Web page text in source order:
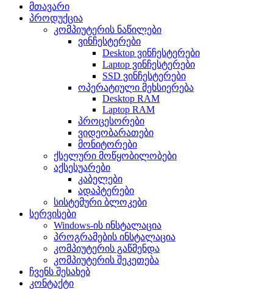
მთავარი
პროდუქცია
კომპიუტერის ნაწილები
ვინჩესტერები
Desktop ვინჩესტერები
Laptop ვინჩესტერები
SSD ვინჩესტერები
ოპერატიული მეხსიერება
Desktop RAM
Laptop RAM
პროცესორები
ვიდეობარათები
მონიტორები
ქსელური მოწყობილობები
აქსესუარები
კაბელები
ადაპტერები
სისტემური ბლოკები
სერვისები
Windows-ის ინსტალაცია
პროგრამების ინსტალაცია
კომპიუტერის გაწმენდა
კომპიუტერის შეკეთება
ჩვენს შესახებ
კონტაქტი